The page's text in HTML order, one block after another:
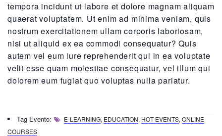
tempora incidunt ut labore et dolore magnam aliquam
quaerat voluptatem. Ut enim ad minima veniam, quis
nostrum exercitationem ullam corporis laboriosam,
nisi ut aliquid ex ea commodi consequatur? Quis
autem vel eum iure reprehenderit qui in ea voluptate
velit esse quam molestiae consequatur, vel illum qui
dolorem eum fugiat quo voluptas nulla pariatur.
Tag Evento: E-LEARNING, EDUCATION, HOT EVENTS, ONLINE
COURSES